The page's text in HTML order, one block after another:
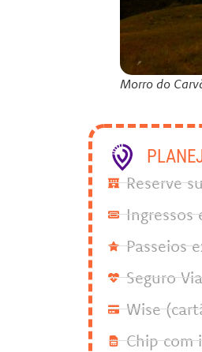
Morro do
Reserve
Ingressos
Passeios
Seguro
Wise
Chip com